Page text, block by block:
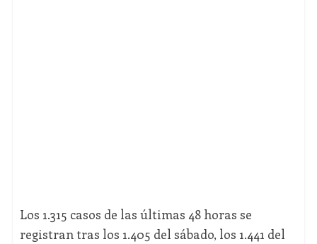
Los 1.315 casos de las últimas 48 horas se
registran tras los 1.405 del sábado, los 1.441 del